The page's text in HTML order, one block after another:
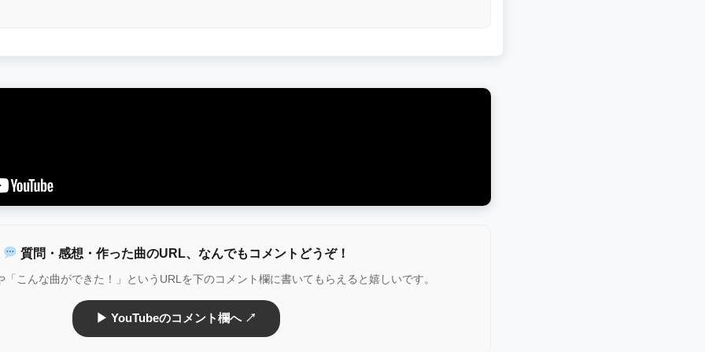
質問・感想・作った曲のURL、なんでもコメントどうぞ！
「こんな曲ができた！」というURLを下のコメント欄に書いてもらえると嬉しいです。
▶ YouTubeのコメント欄へ ↗